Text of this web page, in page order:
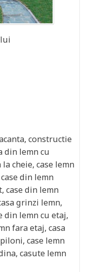
constructie
din lemn cu
cheie, case lemn
din lemn
case din lemn
grinzi lemn,
din lemn cu etaj,
fara etaj, casa
case lemn
casute lemn